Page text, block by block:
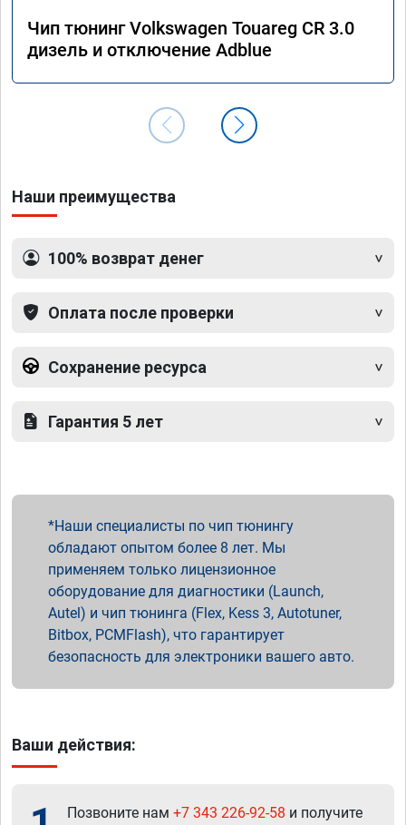
Чип тюнинг Volkswagen Touareg CR 3.0
дизель и отключение Adblue
Наши преимущества
100% возврат денег
Оплата после проверки
Сохранение ресурса
Гарантия 5 лет
Наши специалисты по чип тюнингу
обладают опытом более 8 лет. Мы
применяем только лицензионное
оборудование для диагностики (Launch,
Autel) и чип тюнинга (Flex, Kess 3, Autotuner,
Bitbox, PCMFlash), что гарантирует
безопасность для электроники вашего авто.
Ваши действия:
Позвоните нам +7 343 226-92-58 и получите